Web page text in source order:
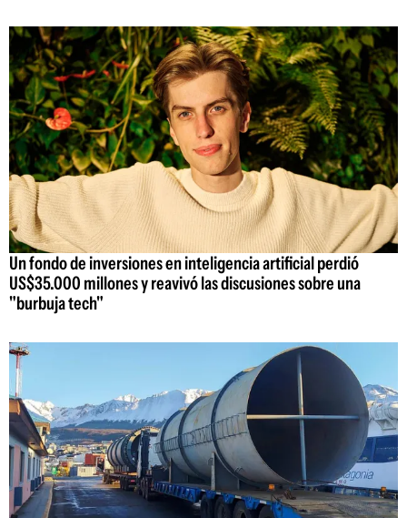
Un fondo de inversiones en inteligencia artificial perdió
US$35.000 millones y reavivó las discusiones sobre una
"burbuja tech"